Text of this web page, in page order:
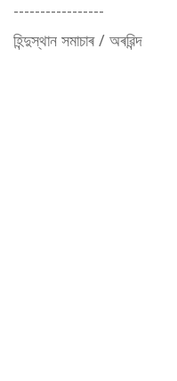
-----------------
হিন্দুস্থান সমাচাৰ / অৰৱিন্দ